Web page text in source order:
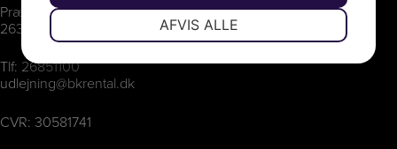
Præsteholmen 7
2630 Taastrup
Tlf: 26851100
udlejning@bkrental.dk
CVR: 30581741
MARKETING
AFVIS ALLE